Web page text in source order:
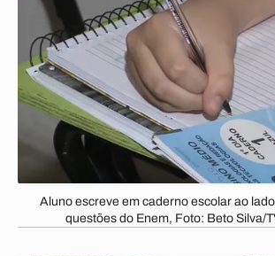
Aluno escreve em caderno escolar ao
questões do Enem, Foto: Beto Silva/